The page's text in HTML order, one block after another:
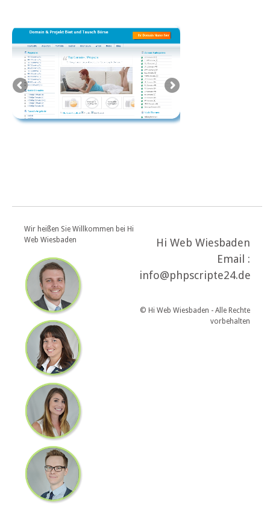
Wir heißen Sie Willkommen bei Hi
Web Wiesbaden
Hi Web Wiesbaden
Email :
info@phpscripte24.de
© Hi Web Wiesbaden - Alle Rechte
vorbehalten